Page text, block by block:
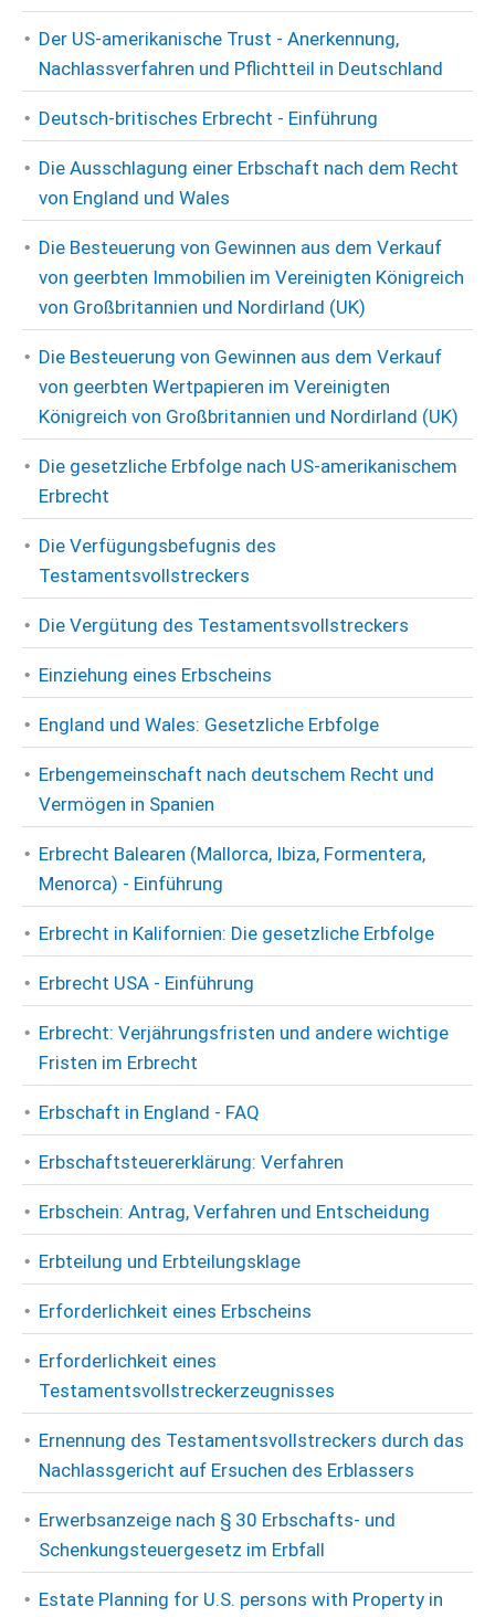
Der US-amerikanische Trust - Anerkennung,
Nachlassverfahren und Pflichtteil in Deutschland
Deutsch-britisches Erbrecht - Einführung
Die Ausschlagung einer Erbschaft nach dem Recht
von England und Wales
Die Besteuerung von Gewinnen aus dem Verkauf
von geerbten Immobilien im Vereinigten Königreich
von Großbritannien und Nordirland (UK)
Die Besteuerung von Gewinnen aus dem Verkauf
von geerbten Wertpapieren im Vereinigten
Königreich von Großbritannien und Nordirland (UK)
Die gesetzliche Erbfolge nach US-amerikanischem
Erbrecht
Die Verfügungsbefugnis des
Testamentsvollstreckers
Die Vergütung des Testamentsvollstreckers
Einziehung eines Erbscheins
England und Wales: Gesetzliche Erbfolge
Erbengemeinschaft nach deutschem Recht und
Vermögen in Spanien
Erbrecht Balearen (Mallorca, Ibiza, Formentera,
Menorca) - Einführung
Erbrecht in Kalifornien: Die gesetzliche Erbfolge
Erbrecht USA - Einführung
Erbrecht: Verjährungsfristen und andere wichtige
Fristen im Erbrecht
Erbschaft in England - FAQ
Erbschaftsteuererklärung: Verfahren
Erbschein: Antrag, Verfahren und Entscheidung
Erbteilung und Erbteilungsklage
Erforderlichkeit eines Erbscheins
Erforderlichkeit eines
Testamentsvollstreckerzeugnisses
Ernennung des Testamentsvollstreckers durch das
Nachlassgericht auf Ersuchen des Erblassers
Erwerbsanzeige nach § 30 Erbschafts- und
Schenkungsteuergesetz im Erbfall
Estate Planning for U.S. persons with Property in